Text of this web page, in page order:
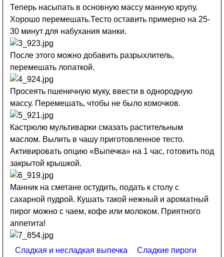
Теперь насыпать в основную массу манную крупу.
Хорошо перемешать.Тесто оставить примерно на 25-
30 минут для набухания манки.
После этого можно добавить разрыхлитель,
перемешать лопаткой.
Просеять пшеничную муку, ввести в однородную
массу. Перемешать, чтобы не было комочков.
Кастрюлю мультиварки смазать растительным
маслом. Вылить в чашу приготовленное тесто.
Активировать опцию «Выпечка» на 1 час, готовить под
закрытой крышкой.
Манник на сметане остудить, подать к столу с
сахарной пудрой. Кушать такой нежный и ароматный
пирог можно с чаем, кофе или молоком. Приятного
аппетита!
Сладкая и несладкая выпечка
Сладкие пироги